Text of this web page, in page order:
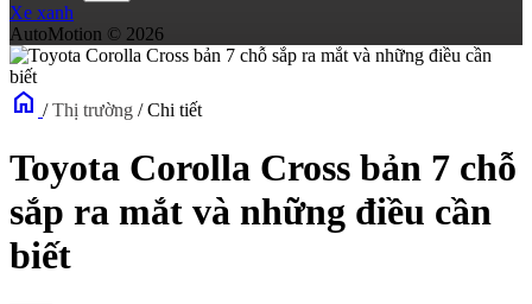
Xe xanh
AutoMotion © 2026
home / Thị trường / Chi tiết
Toyota Corolla Cross bản 7 chỗ
sắp ra mắt và những điều cần
biết